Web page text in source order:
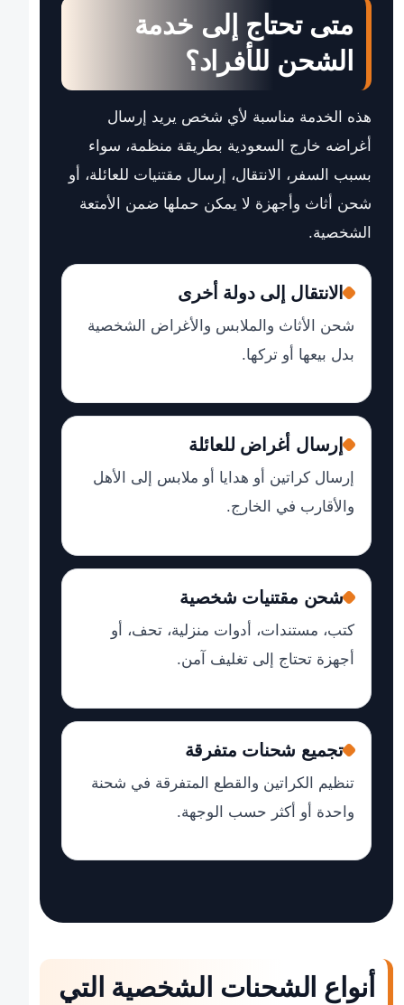
متى تحتاج إلى خدمة
الشحن للأفراد؟
هذه الخدمة مناسبة لأي شخص يريد إرسال
أغراضه خارج السعودية بطريقة منظمة، سواء
بسبب السفر، الانتقال، إرسال مقتنيات للعائلة، أو
شحن أثاث وأجهزة لا يمكن حملها ضمن الأمتعة
الشخصية.
الانتقال إلى دولة أخرى
شحن الأثاث والملابس والأغراض الشخصية
بدل بيعها أو تركها.
إرسال أغراض للعائلة
إرسال كراتين أو هدايا أو ملابس إلى الأهل
والأقارب في الخارج.
شحن مقتنيات شخصية
كتب، مستندات، أدوات منزلية، تحف، أو
أجهزة تحتاج إلى تغليف آمن.
تجميع شحنات متفرقة
تنظيم الكراتين والقطع المتفرقة في شحنة
واحدة أو أكثر حسب الوجهة.
أنواع الشحنات الشخصية التي